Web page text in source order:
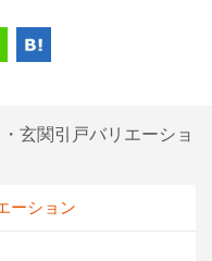
玄関引戸バリエーショ
ーション